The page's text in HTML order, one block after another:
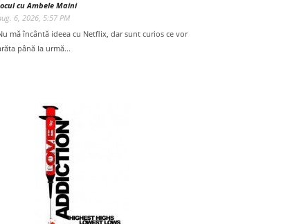
cu Ambele Maini
6, 2026, 5:57 PM
mă încântă ideea cu Netflix, dar sunt curios ce vor
până la urmă...